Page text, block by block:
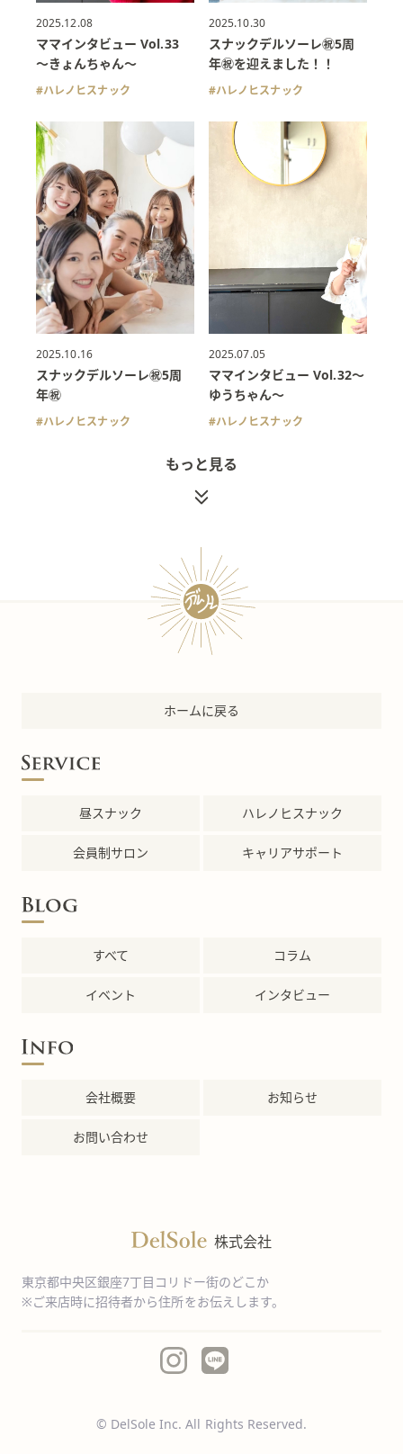
2025.12.08
ママインタビュー Vol.33
〜きょんちゃん〜
ハレノヒスナック
2025.10.30
スナックデルソーレ㊗️5周
年㊗️を迎えました！！
ハレノヒスナック
2025.10.16
スナックデルソーレ㊗️5周
年㊗️
ハレノヒスナック
2025.07.05
ママインタビュー Vol.32〜
ゆうちゃん〜
ハレノヒスナック
もっと見る
ホームに戻る
昼スナック ハレノヒスナック
会員制サロン キャリアサポート
すべて コラム
イベント インタビュー
会社概要 お知らせ
お問い合わせ
株式会社
東京都中央区銀座7丁目コリドー街のどこか
※ご来店時に招待者から住所をお伝えします。
© DelSole Inc. All Rights Reserved.